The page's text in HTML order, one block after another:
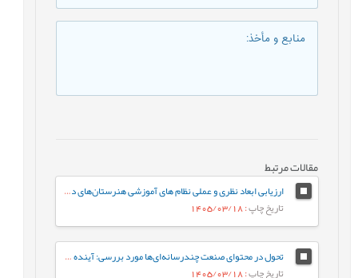
منابع و مأخذ:
مقالات مرتبط
ارزیابی ابعاد نظری و عملی نظام های آموزشی هنرستان‌های دخترانه فنی و حرفه‌ای
تاریخ چاپ: 1405/03/18
تحول در محتوای صنعت چندرسانه‌ای‌ها مورد بررسی: آینده‌ ژانر برنامه‌های تلویزیون ایران در افق 1410
تاریخ چاپ: 1405/03/18